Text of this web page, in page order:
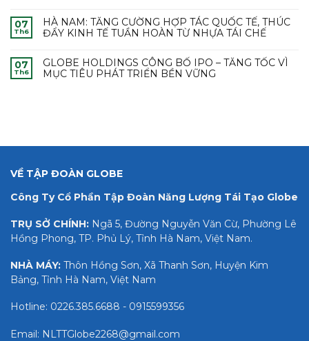
07
Th6
HÀ NAM: TĂNG CƯỜNG HỢP TÁC QUỐC TẾ, THÚC
ĐẨY KINH TẾ TUẦN HOÀN TỪ NHỰA TÁI CHẾ
07
Th6
GLOBE HOLDINGS CÔNG BỐ IPO – TĂNG TỐC VÌ
MỤC TIÊU PHÁT TRIỂN BỀN VỮNG
VỀ TẬP ĐOÀN GLOBE
Công Ty Cổ Phần Tập Đoàn Năng Lượng Tái Tạo Globe
TRỤ SỞ CHÍNH: Ngã 5, Đường Nguyễn Văn Cừ, Phường Lê
Hồng Phong, TP. Phủ Lý, Tỉnh Hà Nam, Việt Nam.
NHÀ MÁY: Thôn Hồng Sơn, Xã Thanh Sơn, Huyện Kim
Bảng, Tỉnh Hà Nam, Việt Nam
Hotline: 0226.385.6688 - 0915599356
Email: NLTTGlobe2268@gmail.com